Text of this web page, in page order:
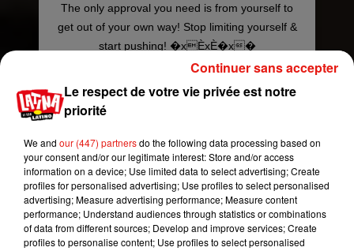
The only approval you need is from yourself to
get out of your own way! Stop limiting yourself &
start pushing! �xÈxÈ�x�
Une publication partagée parJ A Y F R O M H O U S T O N
Le respect de votre vie privée est notre
priorité
We and our (447) partnersdo the following data processing based on
your consent and/or our legitimate interest: Store and/or access
information on a device; Use limited data to select advertising; Create
profiles for personalised advertising; Use profiles to select personalised
advertising; Measure advertising performance; Measure content
performance; Understand audiences through statistics or combinations
of data from different sources; Develop and improve services; Create
profiles to personalise content; Use profiles to select personalised
Continuer sans accepter